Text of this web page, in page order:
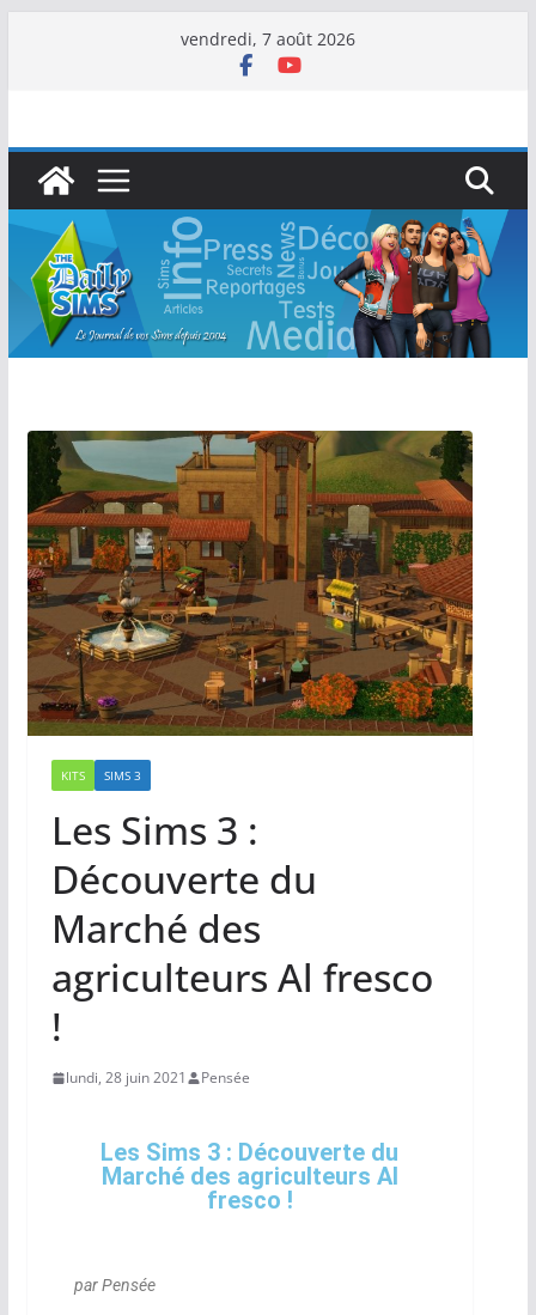
vendredi, 7 août 2026
KITS SIMS 3
Les Sims 3 :
Découverte du
Marché des
agriculteurs Al fresco
!
lundi, 28 juin 2021 Pensée
Les Sims 3 : Découverte du
Marché des agriculteurs Al
fresco !
par Pensée